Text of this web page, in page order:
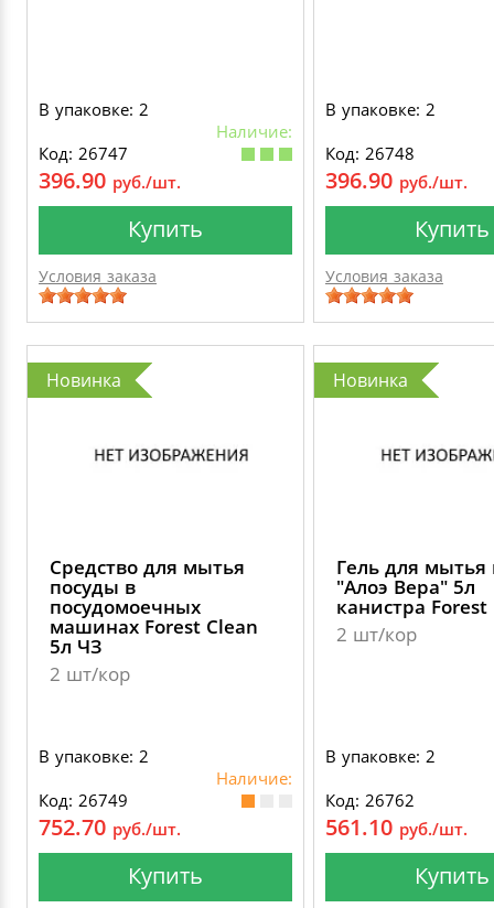
В упаковке: 2
Наличие:
Код: 26747
396.90 руб./шт.
Купить
Условия заказа
В упаковке: 2
Код: 26748
396.90 руб./шт.
Купить
Условия заказа
Новинка
Средство для мытья
посуды в
посудомоечных
машинах Forest Clean
5л ЧЗ
2 шт/кор
В упаковке: 2
Наличие:
Код: 26749
752.70 руб./шт.
Купить
Новинка
Гель для мытья
"Алоэ Вера" 5л
канистра Forest
2 шт/кор
В упаковке: 2
Код: 26762
561.10 руб./шт.
Купить